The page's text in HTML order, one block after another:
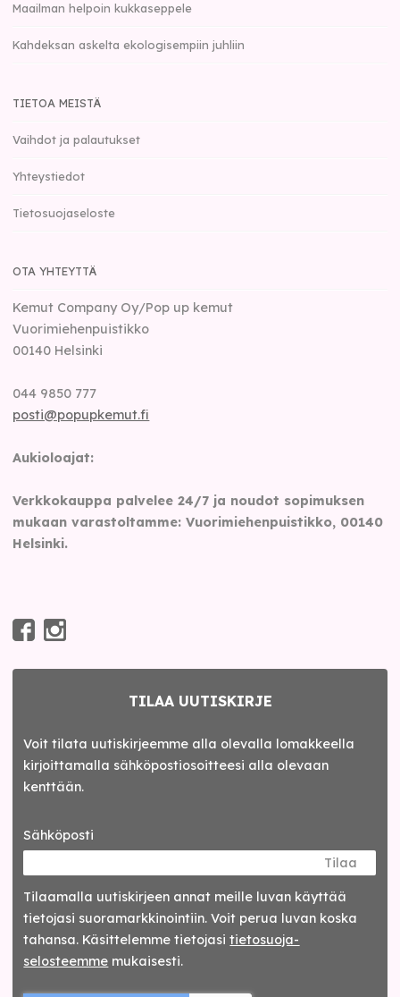
Maailman helpoin kukkaseppele
Kahdeksan askelta ekologisempiin juhliin
TIETOA MEISTÄ
Vaihdot ja palautukset
Yhteystiedot
Tietosuojaseloste
OTA YHTEYTTÄ
Kemut Company Oy/Pop up kemut
Vuorimiehenpuistikko
00140 Helsinki
044 9850 777
posti@popupkemut.fi
Aukioloajat:
Verkkokauppa palvelee 24/7 ja noudot sopimuksen
mukaan varastoltamme: Vuorimiehenpuistikko, 00140
Helsinki.
TILAA UUTISKIRJE
Voit tilata uutiskirjeemme alla olevalla lomakkeella
kirjoittamalla sähköpostiosoitteesi alla olevaan
kenttään.
Sähköposti
Tilaa
Tilaamalla uutis­kirjeen annat meille luvan käyttää
tietojasi suora­markkinointiin. Voit perua luvan koska
tahansa. Käsittelemme tietojasitieto­suoja­
selosteemme mukaisesti.